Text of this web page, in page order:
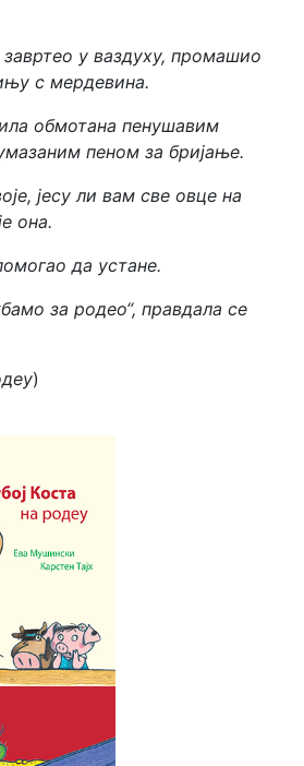
у ваздуху, промашио
с мердевина.
обмотана пенушавим
пеном за бријање.
јесу ли вам све овце на
она.
да устане.
за родео“, правдала се
)